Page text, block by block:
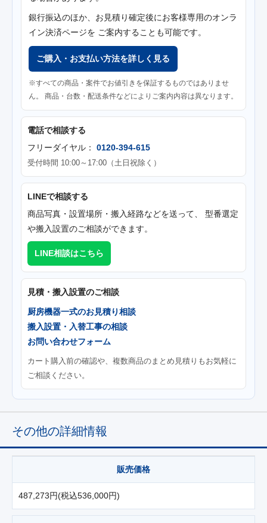
銀行振込のほか、お見積り確定後にお客様専用のオンラ
イン決済ページを ご案内することも可能です。
ご購入・お支払い方法を詳しく見る
※すべての商品・案件でお値引きを保証するものではありませ
ん。 商品・台数・配送条件などによりご案内内容は異なります。
電話で相談する
フリーダイヤル： 0120-394-615
受付時間 10:00～17:00（土日祝除く）
LINEで相談する
商品写真・設置場所・搬入経路などを送って、 型番選定
や搬入設置のご相談ができます。
LINE相談はこちら
見積・搬入設置のご相談
厨房機器一式のお見積り相談
搬入設置・入替工事の相談
お問い合わせフォーム
カート購入前の確認や、複数商品のまとめ見積りもお気軽に
ご相談ください。
その他の詳細情報
販売価格
487,273円(税込536,000円)